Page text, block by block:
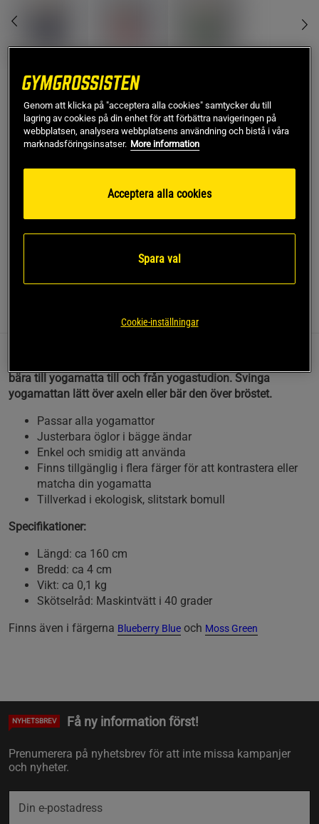
Lägg i varukorgen
Fri frakt över 499 kr Fri retur 14 dagars ångerrätt
bära till yogamatta till och från yogastudion. Svinga
yogamattan lätt över axeln eller bär den över bröstet.
Recensioner (2)
bära till yogamatta till och från yogastudion. Svinga
yogamattan lätt över axeln eller bär den över bröstet.
Passar alla yogamattor
Justerbara öglor i bägge ändar
Enkel och smidig att använda
Finns tillgänglig i flera färger för att kontrastera eller
matcha din yogamatta
Tillverkad i ekologisk, slitstark bomull
Specifikationer:
Längd: ca 160 cm
Bredd: ca 4 cm
Vikt: ca 0,1 kg
Skötselråd: Maskintvätt i 40 grader
Finns även i färgerna Blueberry Blue och Moss Green
NYHETSBREV Få ny information först!
Prenumerera på nyhetsbrev för att inte missa kampanjer
och nyheter.
Genom att klicka på "acceptera alla cookies" samtycker du till
lagring av cookies på din enhet för att förbättra navigeringen på
webbplatsen, analysera webbplatsens användning och bistå i våra
marknadsföringsinsatser. More information
Acceptera alla cookies
Spara val
Cookie-inställningar